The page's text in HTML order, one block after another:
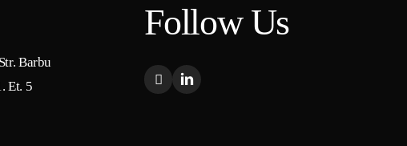
Barbu
Et. 5
Follow Us